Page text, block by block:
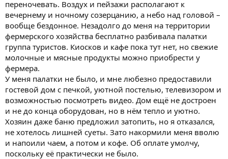
переночевать. Воздух и пейзажи располагают к
вечернему и ночному созерцанию, а небо над головой –
вообще бездонное. Незадолго до меня на территории
фермерского хозяйства бесплатно разбивала палатки
группа туристов. Киосков и кафе пока тут нет, но свежие
молочные и мясные продукты можно приобрести у
фермера.
У меня палатки не было, и мне любезно предоставили
гостевой дом с печкой, уютной постелью, телевизором и
возможностью посмотреть видео. Дом ещё не достроен
и не до конца оборудован, но в нём тепло и уютно.
Хозяин даже баню предложил затопить, но я отказался,
не хотелось лишней суеты. Зато накормили меня вволю
и напоили чаем, а потом и кофе. Об оплате умолчу,
поскольку её практически не было.